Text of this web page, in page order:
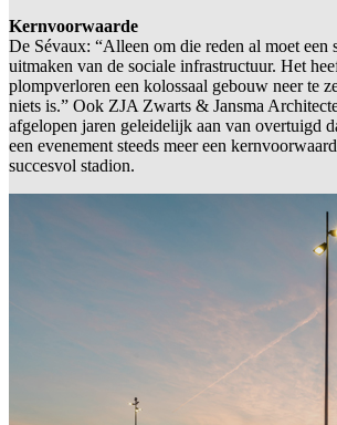
Kernvoorwaarde
De Sévaux: “Alleen om die reden al moet een
uitmaken van de sociale infrastructuur. Het
plompverloren een kolossaal gebouw neer te
niets is.” Ook ZJA Zwarts & Jansma
afgelopen jaren geleidelijk aan van overtuigd
een evenement steeds meer een
succesvol stadion.